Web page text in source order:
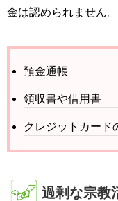
金は認められません
預金通帳
領収書や借用書
クレジットカード
過剰な宗教